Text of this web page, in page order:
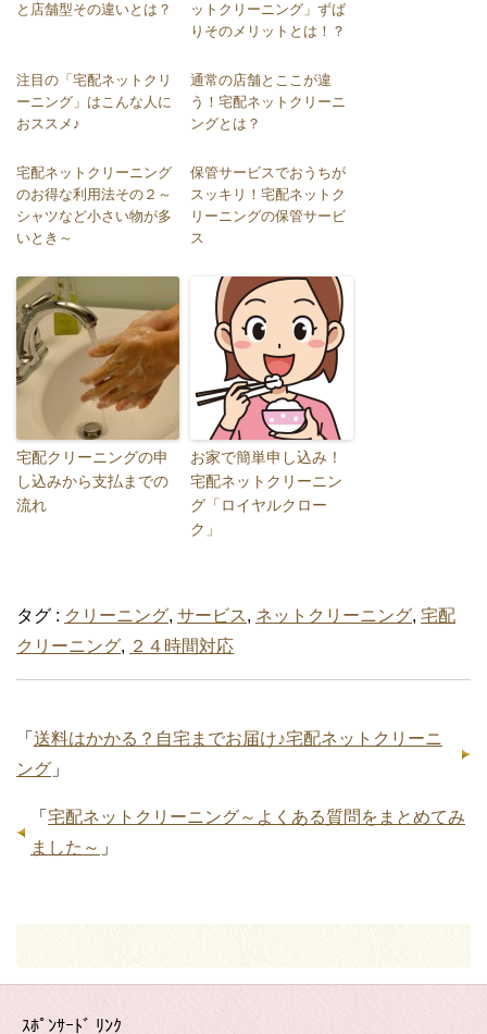
と店舗型その違いとは？
ットクリーニング」ずば
りそのメリットとは！？
注目の「宅配ネットクリ
ーニング」はこんな人に
おススメ♪
通常の店舗とここが違
う！宅配ネットクリーニ
ングとは？
宅配ネットクリーニング
のお得な利用法その２～
シャツなど小さい物が多
いとき～
保管サービスでおうちが
スッキリ！宅配ネットク
リーニングの保管サービ
ス
宅配クリーニングの申
し込みから支払までの
流れ
お家で簡単申し込み！
宅配ネットクリーニン
グ「ロイヤルクロー
ク」
タグ : クリーニング, サービス, ネットクリーニング, 宅配
クリーニング, ２４時間対応
「 送料はかかる？自宅までお届け♪宅配ネットクリーニ
ング 」
「 宅配ネットクリーニング～よくある質問をまとめてみ
ました～ 」
ｽﾎﾟﾝｻｰﾄﾞ ﾘﾝｸ